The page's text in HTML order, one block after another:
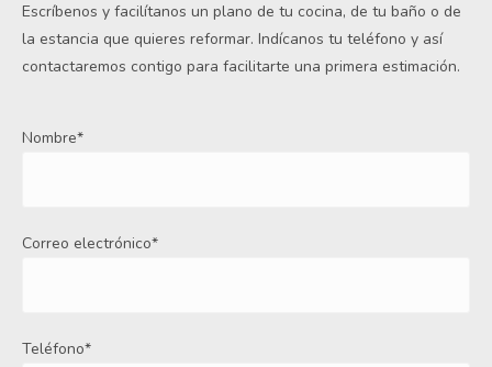
Escríbenos y facilítanos un plano de tu cocina, de tu baño o de
la estancia que quieres reformar. Indícanos tu teléfono y así
contactaremos contigo para facilitarte una primera estimación.
Nombre*
Correo electrónico*
Teléfono*